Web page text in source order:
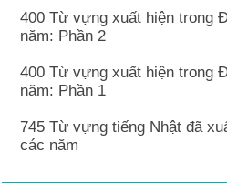
400 Từ vựng xuất hiện trong
năm: Phần 2
400 Từ vựng xuất hiện trong
năm: Phần 1
745 Từ vựng tiếng Nhật đã
các năm